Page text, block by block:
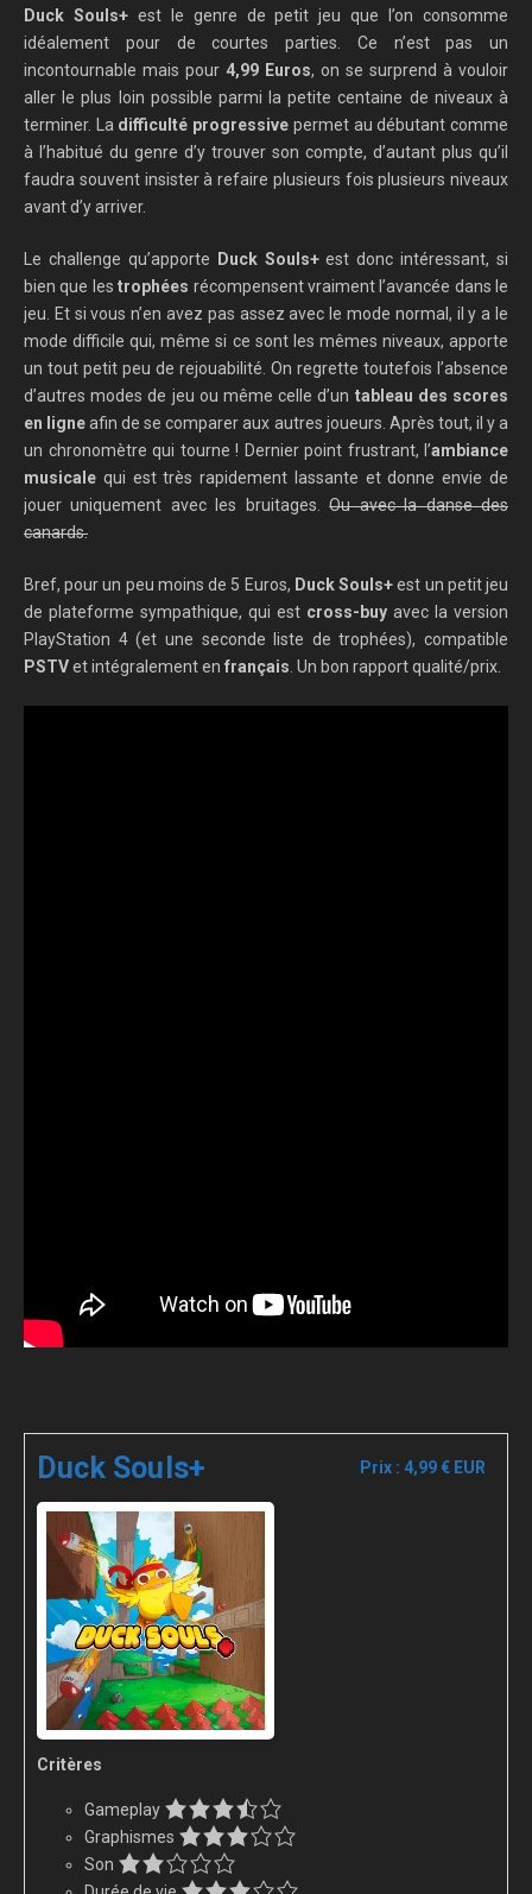
Duck Souls+est le genre de petit jeu que l’on consomme
idéalement pour de courtes parties. Ce n’est pas un
incontournable mais pour 4,99 Euros, on se surprend à vouloir
aller le plus loin possible parmi la petite centaine de niveaux à
terminer. La difficulté progressive permet au débutant comme
à l’habitué du genre d’y trouver son compte, d’autant plus qu’il
faudra souvent insister à refaire plusieurs fois plusieurs niveaux
avant d’y arriver.
Le challenge qu’apporte Duck Souls+est donc intéressant, si
bien que lestrophées récompensent vraiment l’avancée dans le
jeu. Et si vous n’en avez pas assez avec le mode normal, il y a le
mode difficile qui, même si ce sont les mêmes niveaux, apporte
un tout petit peu de rejouabilité. On regrette toutefois l’absence
d’autres modes de jeu ou même celle d’un tableau des scores
en ligneafin de se comparer aux autres joueurs. Après tout, il y a
un chronomètre qui tourne ! Dernier point frustrant, l’ambiance
musicale qui est très rapidement lassante et donne envie de
jouer uniquement avec les bruitages.Ou avec la danse des
canards.
Bref, pour un peu moins de 5 Euros, Duck Souls+est un petit jeu
de plateforme sympathique, qui est cross-buy avec la version
PlayStation 4 (et une seconde liste de trophées), compatible
PSTVet intégralement en français. Un bon rapport qualité/prix.
Duck Souls+ Prix : 4,99 € EUR
Critères
Gameplay
Graphismes
Son